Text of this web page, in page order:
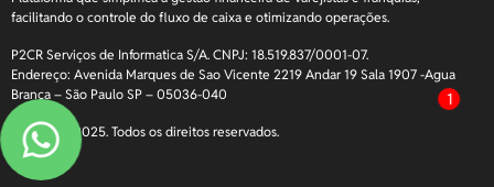
facilitando o controle do fluxo de caixa e otimizando operações.
P2CR Serviços de Informatica S/A. CNPJ: 18.519.837/0001-07.
Endereço: Avenida Marques de Sao Vicente 2219 Andar 19 Sala 1907 -Agua
Branca – São Paulo SP – 05036-040
Copyright 2025. Todos os direitos reservados.
1